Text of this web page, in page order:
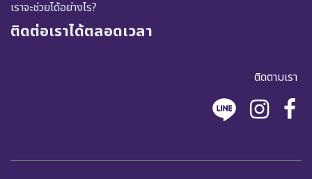
เราจะช่วยได้อย่างไร?
ติดต่อเราได้ตลอดเวลา
ติดตามเรา